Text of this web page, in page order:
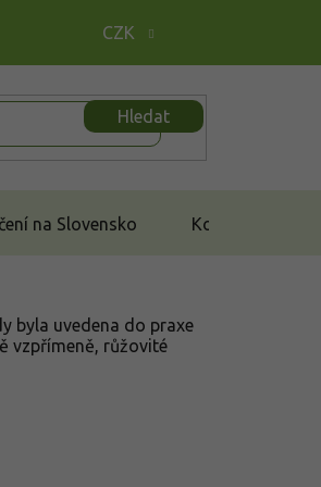
CZK
Hledat
na Slovensko Kontakt
byla uvedena do praxe
vzpřímeně, růžovité